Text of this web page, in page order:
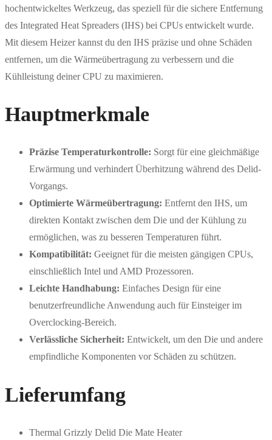
hochentwickeltes Werkzeug, das speziell für die sichere Entfernung
des Integrated Heat Spreaders (IHS) bei CPUs entwickelt wurde.
Mit diesem Heizer kannst du den IHS präzise und ohne Schäden
entfernen, um die Wärmeübertragung zu verbessern und die
Kühlleistung deiner CPU zu maximieren.
Hauptmerkmale
Präzise Temperaturkontrolle: Sorgt für eine gleichmäßige
Erwärmung und verhindert Überhitzung während des Delid-
Vorgangs.
Optimierte Wärmeübertragung: Entfernt den IHS, um
direkten Kontakt zwischen dem Die und der Kühlung zu
ermöglichen, was zu besseren Temperaturen führt.
Kompatibilität: Geeignet für die meisten gängigen CPUs,
einschließlich Intel und AMD Prozessoren.
Leichte Handhabung: Einfaches Design für eine
benutzerfreundliche Anwendung auch für Einsteiger im
Overclocking-Bereich.
Verlässliche Sicherheit: Entwickelt, um den Die und andere
empfindliche Komponenten vor Schäden zu schützen.
Lieferumfang
Thermal Grizzly Delid Die Mate Heater